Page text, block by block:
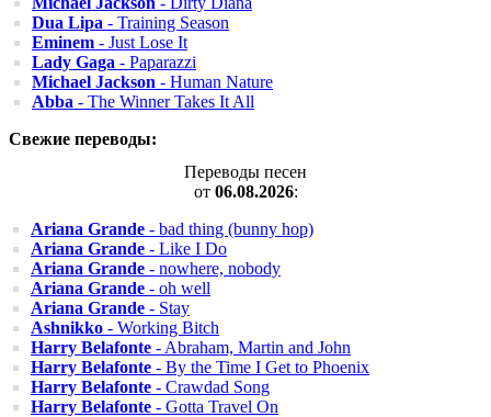
Dua Lipa - Training Season
Eminem - Just Lose It
Lady Gaga - Paparazzi
Michael Jackson - Human Nature
Abba - The Winner Takes It All
Свежие переводы:
Переводы песен
от 06.08.2026:
Ariana Grande - bad thing (bunny hop)
Ariana Grande - Like I Do
Ariana Grande - nowhere, nobody
Ariana Grande - oh well
Ariana Grande - Stay
Ashnikko - Working Bitch
Harry Belafonte - Abraham, Martin and John
Harry Belafonte - By the Time I Get to Phoenix
Harry Belafonte - Crawdad Song
Harry Belafonte - Gotta Travel On